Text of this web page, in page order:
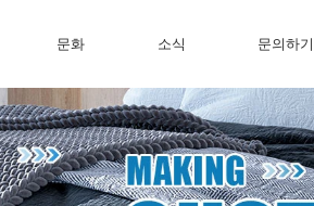
문화 소식 문의하기